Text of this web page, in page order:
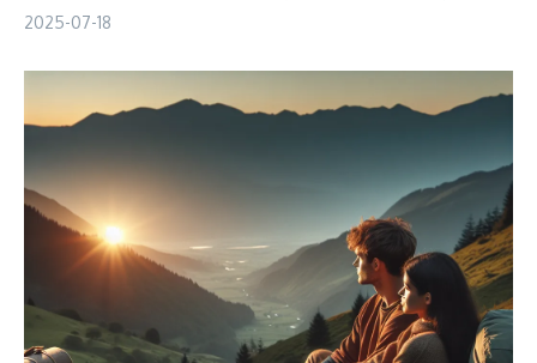
2025-07-18